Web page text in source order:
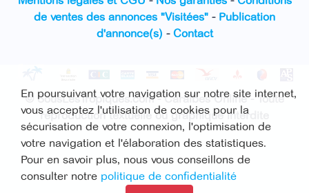
de ventes des annonces "Visitées" - Publication
d'annonce(s) - Contact
© SousLesTropiques.com - Caraïbes Online - Toute
reproduction textuelle ou graphique interdite
En poursuivant votre navigation sur notre site internet,
vous acceptez l'utilisation de cookies pour la
sécurisation de votre connexion, l'optimisation de
votre navigation et l'élaboration des statistiques.
Pour en savoir plus, nous vous conseillons de
consulter notre politique de confidentialité